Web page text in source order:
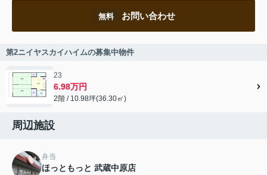
無料 お問い合わせ
第2ニイヤスカイハイムの募集中物件
23
6.98万円
2階 / 10.98坪(36.30㎡)
周辺施設
弁当
ほっともっと 武蔵中原店